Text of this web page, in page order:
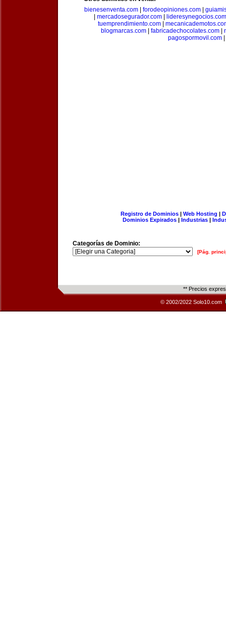
bienesenventa.com
forodeopiniones.com
mercadosegurador.com
lideresynegocios.com
tuemprendimiento.com
blogmarcas.com
fabricadechocolates.com
pagospormovil.com|
Registro de Dominios| Web Hosting |
Dominios Expirados | Industrias |
Categorías de Dominio:
[Pág.
** Precios
© 2002/2022 Solo10.com